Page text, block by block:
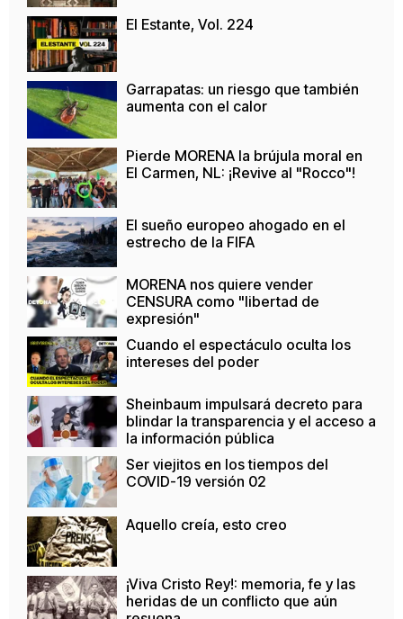
El Estante, Vol. 224
Garrapatas: un riesgo que también
aumenta con el calor
Pierde MORENA la brújula moral en
El Carmen, NL: ¡Revive al "Rocco"!
El sueño europeo ahogado en el
estrecho de la FIFA
MORENA nos quiere vender
CENSURA como "libertad de
expresión"
Cuando el espectáculo oculta los
intereses del poder
Sheinbaum impulsará decreto para
blindar la transparencia y el acceso a
la información pública
Ser viejitos en los tiempos del
COVID-19 versión 02
Aquello creía, esto creo
¡Viva Cristo Rey!: memoria, fe y las
heridas de un conflicto que aún